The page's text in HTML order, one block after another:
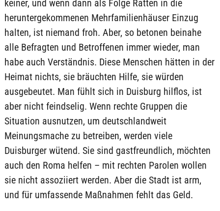
keiner, und wenn dann als Folge Ratten in die
heruntergekommenen Mehrfamilienhäuser Einzug
halten, ist niemand froh. Aber, so betonen beinahe
alle Befragten und Betroffenen immer wieder, man
habe auch Verständnis. Diese Menschen hätten in der
Heimat nichts, sie bräuchten Hilfe, sie würden
ausgebeutet. Man fühlt sich in Duisburg hilflos, ist
aber nicht feindselig. Wenn rechte Gruppen die
Situation ausnutzen, um deutschlandweit
Meinungsmache zu betreiben, werden viele
Duisburger wütend. Sie sind gastfreundlich, möchten
auch den Roma helfen – mit rechten Parolen wollen
sie nicht assoziiert werden. Aber die Stadt ist arm,
und für umfassende Maßnahmen fehlt das Geld.